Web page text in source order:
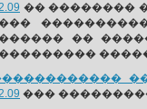
�� ��������
��
���